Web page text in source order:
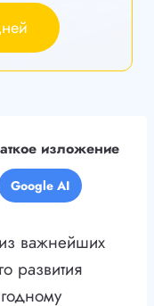
изложение
Google AI
важнейших
развития